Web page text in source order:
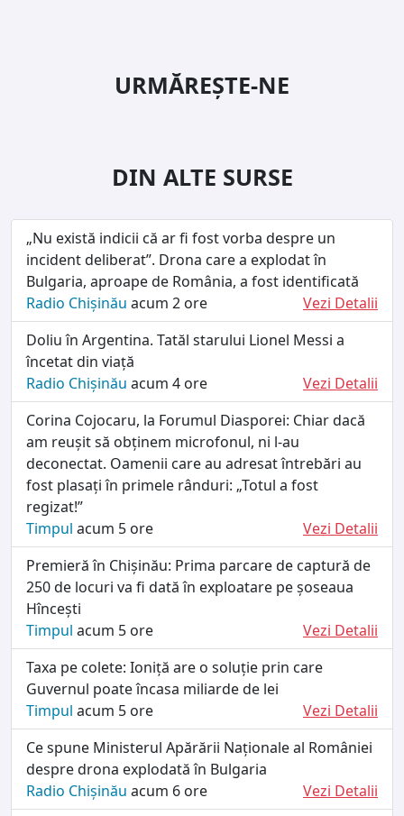
URMĂREȘTE-NE
DIN ALTE SURSE
„Nu există indicii că ar fi fost vorba despre un
incident deliberat”. Drona care a explodat în
Bulgaria, aproape de România, a fost identificată
Radio Chișinău acum 2 ore
Vezi Detalii
Doliu în Argentina. Tatăl starului Lionel Messi a
încetat din viață
Radio Chișinău acum 4 ore
Vezi Detalii
Corina Cojocaru, la Forumul Diasporei: Chiar dacă
am reușit să obținem microfonul, ni l-au
deconectat. Oamenii care au adresat întrebări au
fost plasați în primele rânduri: „Totul a fost
regizat!”
Timpul acum 5 ore
Vezi Detalii
Premieră în Chișinău: Prima parcare de captură de
250 de locuri va fi dată în exploatare pe șoseaua
Hîncești
Timpul acum 5 ore
Vezi Detalii
Taxa pe colete: Ioniță are o soluție prin care
Guvernul poate încasa miliarde de lei
Timpul acum 5 ore
Vezi Detalii
Ce spune Ministerul Apărării Naționale al României
despre drona explodată în Bulgaria
Radio Chișinău acum 6 ore
Vezi Detalii